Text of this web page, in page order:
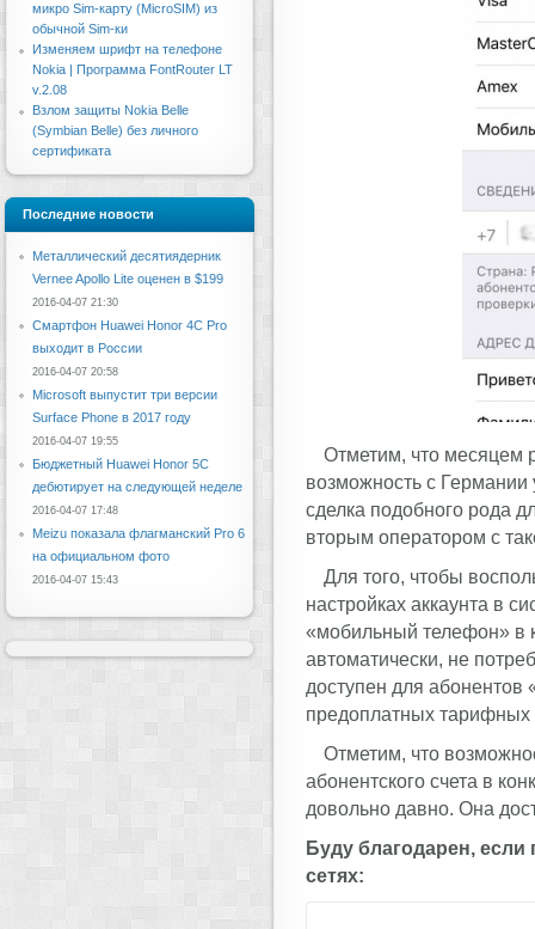
Отметим, что месяцем
возможность с
сделка подобного рода
вторым оператором с
Для того, чтобы
настройках аккаунта в
«мобильный телефон» в
автоматически, не
доступен для абонентов
предоплатных тарифных
Отметим, что
абонентского счета в
довольно давно. Она
Буду благодарен, если
сетях:
микро Sim-карту (MicroSIM) из
обычной Sim-ки
Изменяем шрифт на телефоне
Nokia | Программа FontRouter LT
v.2.08
Взлом защиты Nokia Belle
(Symbian Belle) без личного
сертификата
Последние новости
Металлический десятиядерник
Vernee Apollo Lite оценен в $199
2016-04-07 21:30
Смартфон Huawei Honor 4C Pro
выходит в России
2016-04-07 20:58
Microsoft выпустит три версии
Surface Phone в 2017 году
2016-04-07 19:55
Бюджетный Huawei Honor 5C
дебютирует на следующей неделе
2016-04-07 17:48
Meizu показала флагманский Pro 6
на официальном фото
2016-04-07 15:43